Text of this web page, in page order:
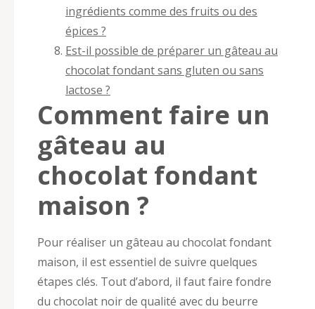
ingrédients comme des fruits ou des
épices ?
Est-il possible de préparer un gâteau au
chocolat fondant sans gluten ou sans
lactose ?
Comment faire un
gâteau au
chocolat fondant
maison ?
Pour réaliser un gâteau au chocolat fondant
maison, il est essentiel de suivre quelques
étapes clés. Tout d’abord, il faut faire fondre
du chocolat noir de qualité avec du beurre